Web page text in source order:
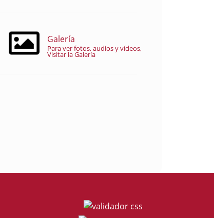
Galería
Para ver fotos, audios y vídeos,
Visitar la Galería